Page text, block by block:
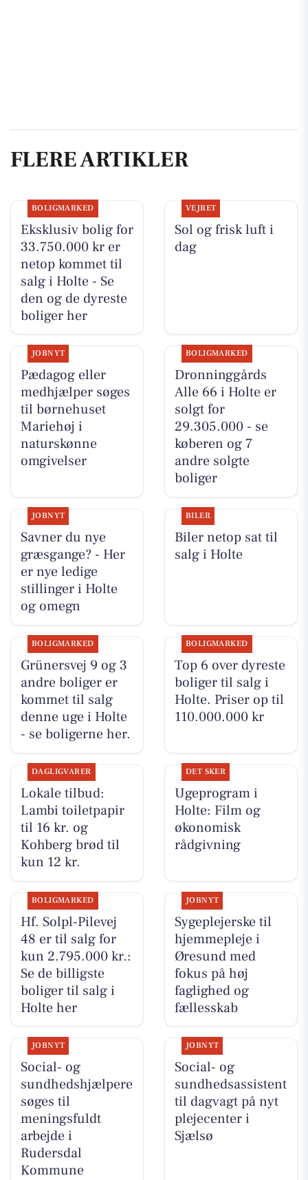
FLERE ARTIKLER
BOLIGMARKED
Eksklusiv bolig for
33.750.000 kr er
netop kommet til
salg i Holte - Se
den og de dyreste
boliger her
VEJRET
Sol og frisk luft i
dag
JOBNYT
Pædagog eller
medhjælper søges
til børnehuset
Mariehøj i
naturskønne
omgivelser
BOLIGMARKED
Dronninggårds
Alle 66 i Holte er
solgt for
29.305.000 - se
køberen og 7
andre solgte
boliger
JOBNYT
Savner du nye
græsgange? - Her
er nye ledige
stillinger i Holte
og omegn
BILER
Biler netop sat til
salg i Holte
BOLIGMARKED
Grünersvej 9 og 3
andre boliger er
kommet til salg
denne uge i Holte
- se boligerne her.
BOLIGMARKED
Top 6 over dyreste
boliger til salg i
Holte. Priser op til
110.000.000 kr
DAGLIGVARER
Lokale tilbud:
Lambi toiletpapir
til 16 kr. og
Kohberg brød til
kun 12 kr.
DET SKER
Ugeprogram i
Holte: Film og
økonomisk
rådgivning
BOLIGMARKED
Hf. Solpl-Pilevej
48 er til salg for
kun 2.795.000 kr.:
Se de billigste
boliger til salg i
Holte her
JOBNYT
Sygeplejerske til
hjemmepleje i
Øresund med
fokus på høj
faglighed og
fællesskab
JOBNYT
Social- og
sundhedshjælpere
søges til
meningsfuldt
arbejde i
Rudersdal
Kommune
JOBNYT
Social- og
sundhedsassistent
til dagvagt på nyt
plejecenter i
Sjælsø